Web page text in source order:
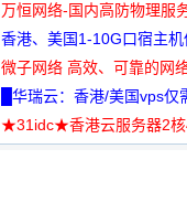
万恒网络-国内高防物理服
99元/月起
香港、美国1-10G口宿主
微子网络 高效、可靠的网
█华瑞云：香港/美国vps仅
★31idc★香港云服务器2